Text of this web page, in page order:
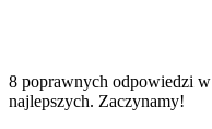
8 poprawnych odpowiedzi
najlepszych. Zaczynamy!